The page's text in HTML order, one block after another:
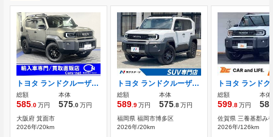
トヨタ ランドクルーザーFJ 2.7 VX 4WD 登録済未使用車/12.3インチアップルカープ
総額
585 .0万円
本体
575 .0万円
大阪府 箕面市
2026年/20km
トヨタ ランドクルーザーFJ 2.7 VX 4WD 禁煙車 純正12.3型ディスプレイ
総額
589 .9万円
本体
575 .8万円
福岡県 福岡市博多区
2026年/20km
総額
599 .8万円
本体
佐賀県 三養基郡み
2026年/126km